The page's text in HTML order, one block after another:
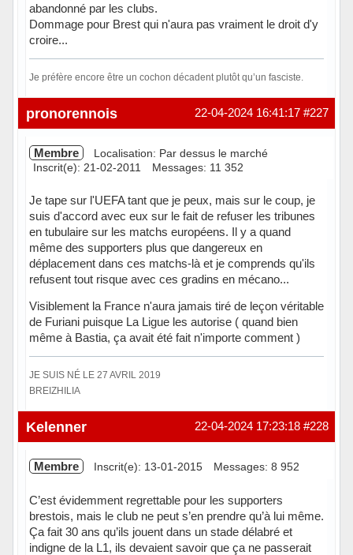
abandonné par les clubs.
Dommage pour Brest qui n'aura pas vraiment le droit d'y
croire...
Je préfère encore être un cochon décadent plutôt qu’un fasciste.
Hors ligne #227
22-04-2024 16:41:17
pronorennois
Membre
Localisation: Par dessus le marché
Inscrit(e): 21-02-2011
Messages: 11 352
Je tape sur l'UEFA tant que je peux, mais sur le coup, je
suis d'accord avec eux sur le fait de refuser les tribunes
en tubulaire sur les matchs européens. Il y a quand
même des supporters plus que dangereux en
déplacement dans ces matchs-là et je comprends qu'ils
refusent tout risque avec ces gradins en mécano...
Visiblement la France n'aura jamais tiré de leçon véritable
de Furiani puisque La Ligue les autorise ( quand bien
même à Bastia, ça avait été fait n'importe comment )
JE SUIS NÉ LE 27 AVRIL 2019
BREIZHILIA
Hors ligne #228
22-04-2024 17:23:18
Kelenner
Membre Inscrit(e): 13-01-2015 Messages: 8 952
C’est évidemment regrettable pour les supporters
brestois, mais le club ne peut s’en prendre qu’à lui même.
Ça fait 30 ans qu’ils jouent dans un stade délabré et
indigne de la L1, ils devaient savoir que ça ne passerait